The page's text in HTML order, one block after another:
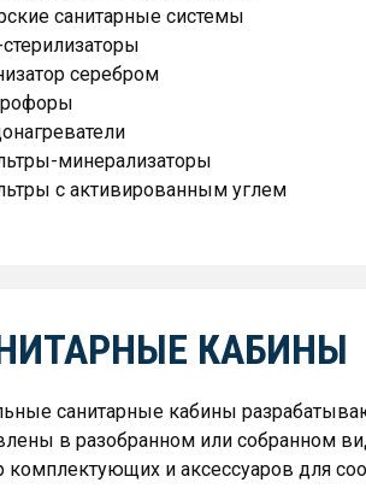
санитарные системы
серебром
минерализаторы
с активированным углем
КАБИНЫ
санитарные кабины
в разобранном или собранном
комплектующих и аксессуаров для